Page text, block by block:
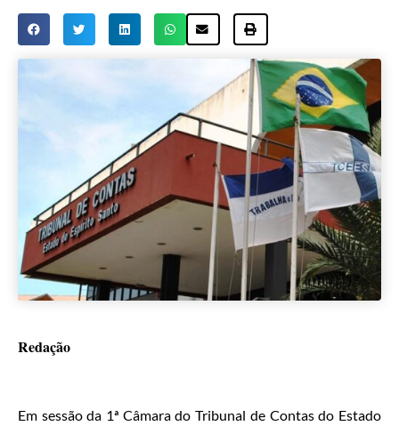
Redação
Em sessão da 1ª Câmara do Tribunal de Contas do Estado